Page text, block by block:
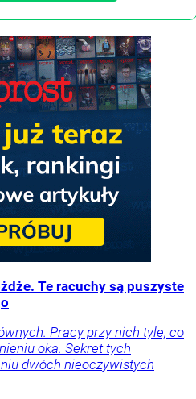
Te racuchy są puszyste
Pracy przy nich tyle, co
oka. Sekret tych
dwóch nieoczywistych